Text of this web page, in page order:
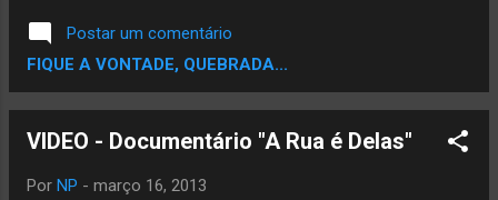
que não foram identificados até hoje. Nome
Original: As Últimas Horas de Tupac Shakur
Direção: GNT Lançamento: 2012 Duração:
Postar um comentário
FIQUE A VONTADE, QUEBRADA...
VIDEO - Documentário "A Rua é Delas"
Por NP - março 16, 2013